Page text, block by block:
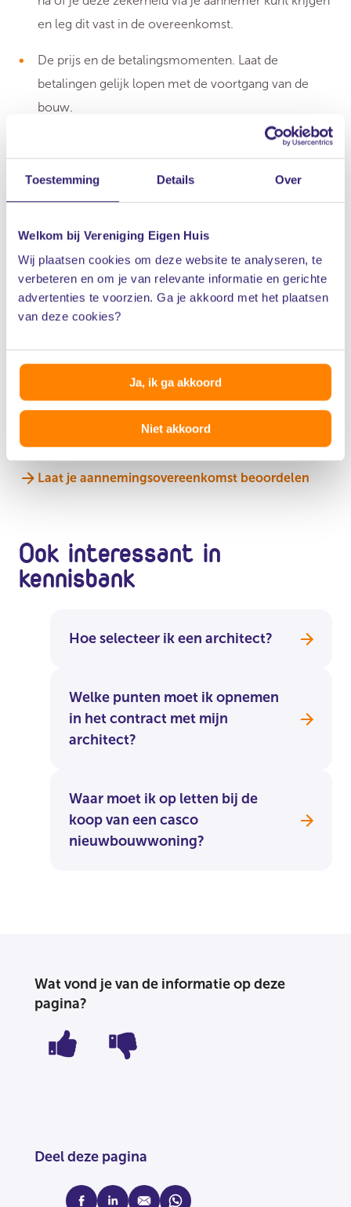
Toestemming Details Over
Welkom bij Vereniging Eigen Huis
Wij plaatsen cookies om deze website te analyseren, te
verbeteren en om je van relevante informatie en gerichte
advertenties te voorzien. Ga je akkoord met het plaatsen
van deze cookies?
Ja, ik ga akkoord
Niet akkoord
en leg dit vast in de overeenkomst.
De prijs en de betalingsmomenten. Laat de
betalingen gelijk lopen met de voortgang van de
bouw.
Een duidelijke omschrijving van de werkzaamheden
(inclusief tekeningen).
Wanneer de bouw klaar moet zijn.
Neem ontbindende voorwaarden op als het nog
onzeker is of de opdracht definitief door kan gaan,
bijvoorbeeld omdat de financiering nog niet rond is
of de vergunning nog niet onherroepelijk is.
Meer zekerheid over de aannemingsovereenkomst?
Laat het contract beoordelen door een jurist van
Vereniging Eigen Huis.
Laat je aannemingsovereenkomst beoordelen
Ook interessant in
kennisbank
Hoe selecteer ik een architect?
Welke punten moet ik opnemen
in het contract met mijn
architect?
Waar moet ik op letten bij de
koop van een casco
nieuwbouwwoning?
Wat vond je van de informatie op deze
pagina?
Deel deze pagina
facebooklinkedinmail whatsapp